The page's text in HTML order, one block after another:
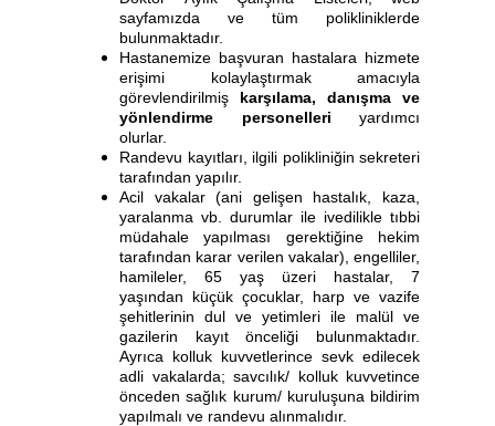
sayfamızda ve tüm polikliniklerde
bulunmaktadır.
Hastanemize başvuran hastalara hizmete
erişimi kolaylaştırmak amacıyla
görevlendirilmiş karşılama, danışma ve
yönlendirme personelleri yardımcı
olurlar.
Randevu kayıtları, ilgili polikliniğin sekreteri
tarafından yapılır.
Acil vakalar (ani gelişen hastalık, kaza,
yaralanma vb. durumlar ile ivedilikle tıbbi
müdahale yapılması gerektiğine hekim
tarafından karar verilen vakalar), engelliler,
hamileler, 65 yaş üzeri hastalar, 7
yaşından küçük çocuklar, harp ve vazife
şehitlerinin dul ve yetimleri ile malül ve
gazilerin kayıt önceliği bulunmaktadır.
Ayrıca kolluk kuvvetlerince sevk edilecek
adli vakalarda; savcılık/ kolluk kuvvetince
önceden sağlık kurum/ kuruluşuna bildirim
yapılmalı ve randevu alınmalıdır.